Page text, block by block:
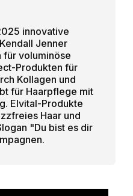
innovative
Jenner
für voluminöse
Produkten für
Kollagen und
für Haarpflege mit
Elvital-Produkte
Haar und
"Du bist es dir